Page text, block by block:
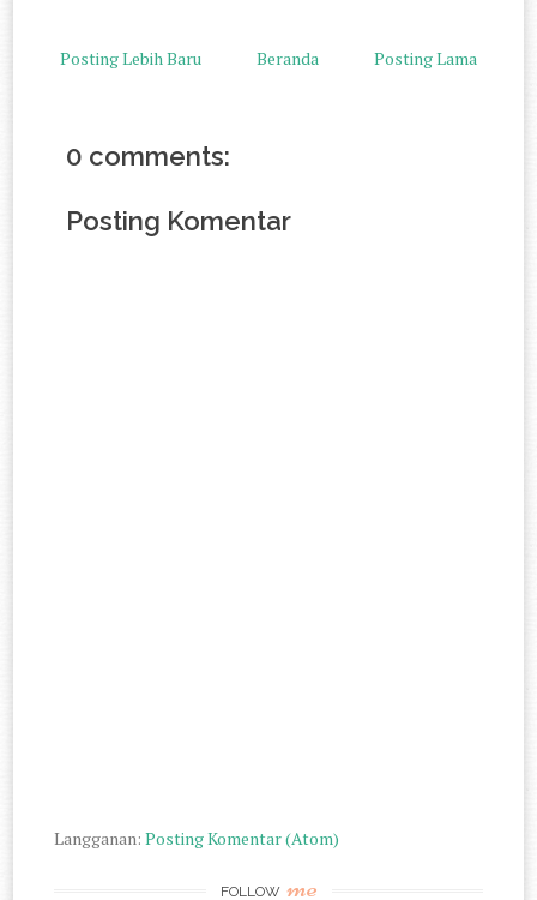
Posting Lebih Baru Posting Lama
Beranda
0 comments:
Posting Komentar
Langganan:Posting Komentar (Atom)
FOLLOW me